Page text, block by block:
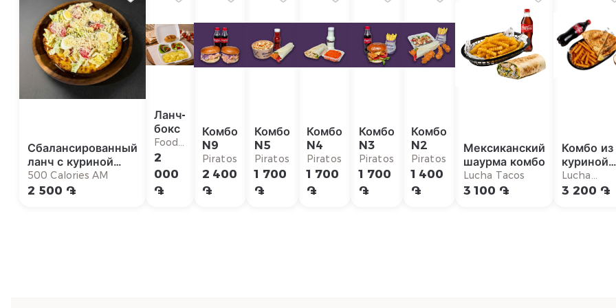
Сбалансированный
ланч с куриной
отбивкой котлетой
500 Calories AM
2 500 ֏
Ланч-
бокс
Food
Stop
2
000
֏
Комбо
N9
Piratos
2 400
֏
Комбо
N5
Piratos
1 700
֏
Комбо
N4
Piratos
1 700
֏
Комбо
N3
Piratos
1 700
֏
Комбо
N2
Piratos
1 400
֏
Мексиканский
шаурма комбо
Lucha Tacos
3 100 ֏
Комбо из
куриной
кесадильи
Lucha
Tacos
3 200 ֏